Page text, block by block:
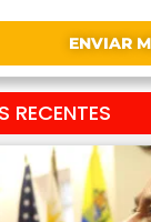
ENVIAR
RECENTES